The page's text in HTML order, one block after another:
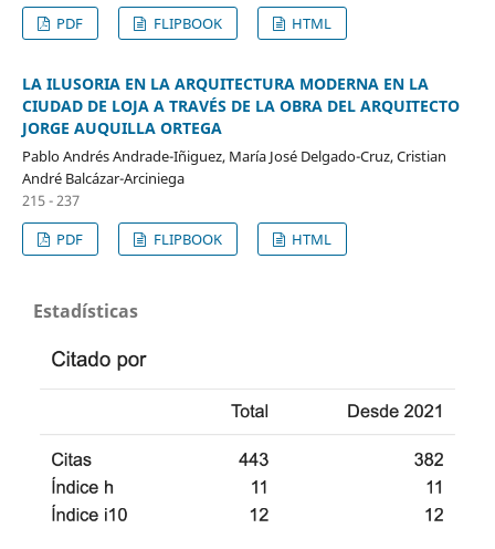
PDF
FLIPBOOK HTML
LA ILUSORIA EN LA ARQUITECTURA MODERNA EN LA
CIUDAD DE LOJA A TRAVÉS DE LA OBRA DEL ARQUITECTO
JORGE AUQUILLA ORTEGA
Pablo Andrés Andrade-Iñiguez, María José Delgado-Cruz, Cristian
André Balcázar-Arciniega
215 - 237
PDF
FLIPBOOK HTML
Estadísticas